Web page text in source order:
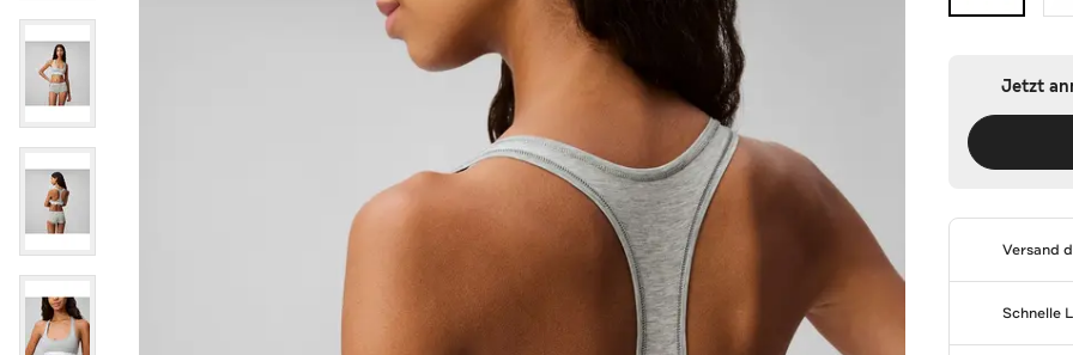
Jetzt
Versand
Schnelle